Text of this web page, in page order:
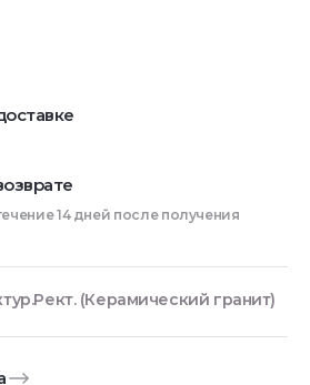
14 дней после получения
(Керамический гранит)